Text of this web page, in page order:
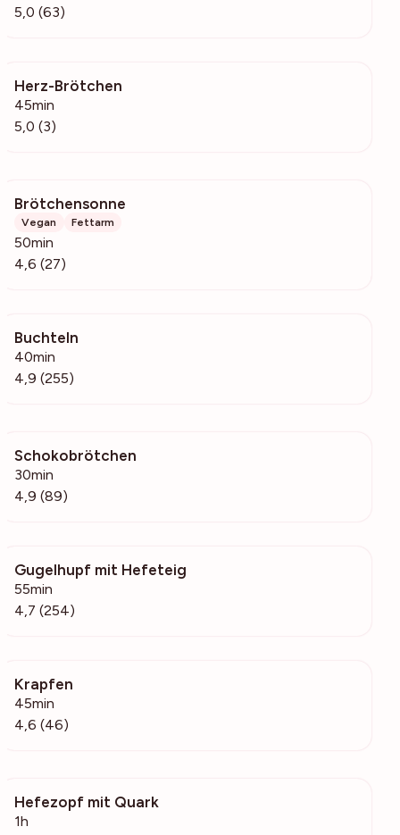
5,0 (63)
Herz-Brötchen
45min
5,0 (3)
Brötchensonne
Vegan Fettarm
50min
4,6 (27)
Buchteln
40min
4,9 (255)
Schokobrötchen
30min
4,9 (89)
Gugelhupf mit Hefeteig
55min
4,7 (254)
Krapfen
45min
4,6 (46)
Hefezopf mit Quark
1h